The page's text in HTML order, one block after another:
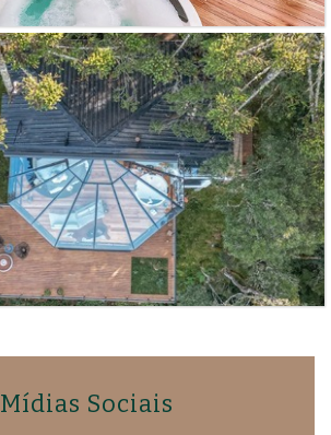
Mídias Sociais